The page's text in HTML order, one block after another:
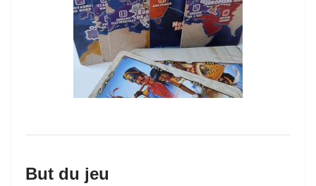
But du jeu